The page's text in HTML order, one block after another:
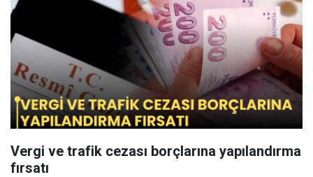
Vergi ve trafik cezası borçlarına yapılandırma
fırsatı